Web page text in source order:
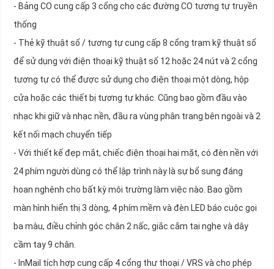
- Bảng CO cung cấp 3 cổng cho các đường CO tương tự truyền
thống
- Thẻ kỹ thuật số / tương tự cung cấp 8 cổng trạm kỹ thuật số
để sử dụng với điện thoại kỹ thuật số 12 hoặc 24 nút và 2 cổng
tương tự có thể được sử dụng cho điện thoại một dòng, hộp
cửa hoặc các thiết bị tương tự khác. Cũng bao gồm đầu vào
nhạc khi giữ và nhạc nền, đầu ra vùng phân trang bên ngoài và 2
kết nối mạch chuyển tiếp
- Với thiết kế đẹp mắt, chiếc điện thoại hai mặt, có đèn nền với
24 phím người dùng có thể lập trình này là sự bổ sung đáng
hoan nghênh cho bất kỳ môi trường làm việc nào. Bao gồm
màn hình hiển thị 3 dòng, 4 phím mềm và đèn LED báo cuộc gọi
ba màu, điều chỉnh góc chân 2 nấc, giắc cắm tai nghe và dây
cầm tay 9 chân.
- InMail tích hợp cung cấp 4 cổng thư thoại / VRS và cho phép